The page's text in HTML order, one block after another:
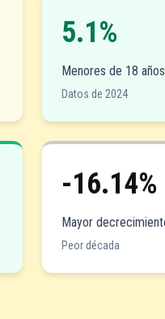
5.1%
Menores de 18 años
Datos de 2024
-16.14%
Mayor
Peor década